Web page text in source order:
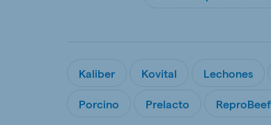
Kaliber
Kovital Lechones
Porcino Prelacto ReproBeef